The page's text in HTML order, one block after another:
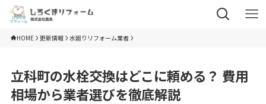
HOME 更新情報 水廻りリフォーム業者
立科町の水栓交換はどこに頼める？ 費用
相場から業者選びを徹底解説